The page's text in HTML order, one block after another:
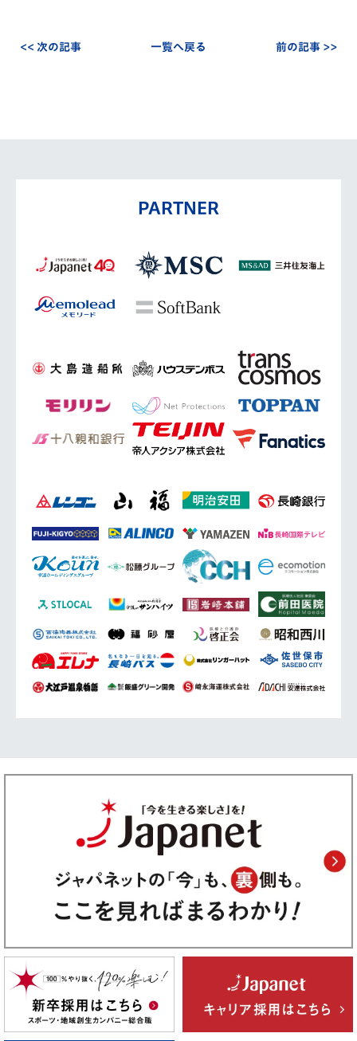
<< 次の記事 一覧へ戻る 前の記事 >>
PARTNER